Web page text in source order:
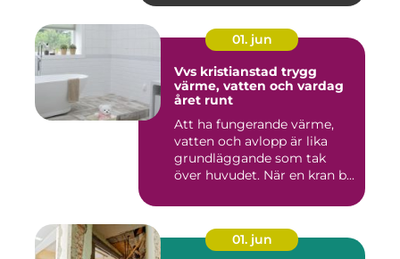
01. jun
Vvs kristianstad trygg
värme, vatten och vardag
året runt
Att ha fungerande värme,
vatten och avlopp är lika
grundläggande som tak
över huvudet. När en kran b...
01. jun